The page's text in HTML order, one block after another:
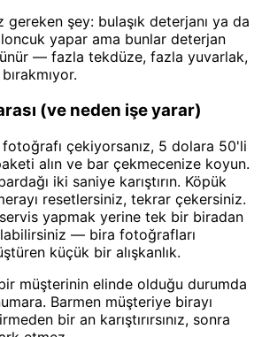
gereken şey: bulaşık deterjanı ya da
yapar ama bunlar deterjan
— fazla tekdüze, fazla yuvarlak,
(ve neden işe yarar)
çekiyorsanız, 5 dolara 50'li
alın ve bar çekmecenize koyun.
iki saniye karıştırın. Köpük
resetlersiniz, tekrar çekersiniz.
yapmak yerine tek bir biradan
— bira fotoğrafları
küçük bir alışkanlık.
müşterinin elinde olduğu durumda
Barmen müşteriye birayı
bir an karıştırırsınız, sonra